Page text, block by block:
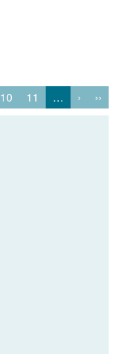
10 11 … › ››